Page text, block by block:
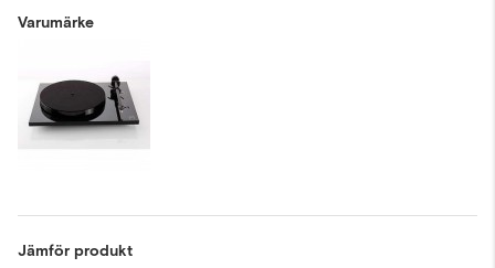
Varumärke
Jämför produkt